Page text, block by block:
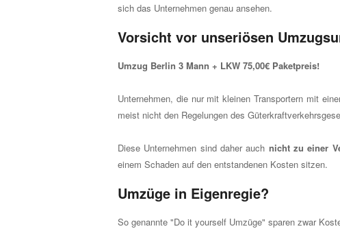
sich das Unternehmen genau ansehen.
Vorsicht vor unseriösen
Umzug Berlin 3 Mann + LKW 75,00€ Paketpreis!
Unternehmen, die nur mit kleinen Transportern mit
meist nicht den Regelungen des
Diese Unternehmen sind daher auch nicht zu einer
einem Schaden auf den entstandenen Kosten sitzen.
Umzüge in Eigenregie?
So genannte "Do it yourself Umzüge" sparen zwar